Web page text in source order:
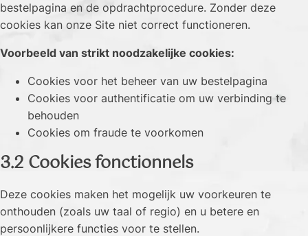
bestelpagina en de opdrachtprocedure. Zonder deze
cookies kan onze Site niet correct functioneren.
Voorbeeld van strikt noodzakelijke cookies:
Cookies voor het beheer van uw bestelpagina
Cookies voor authentificatie om uw verbinding te
behouden
Cookies om fraude te voorkomen
3.2 Cookies fonctionnels
Deze cookies maken het mogelijk uw voorkeuren te
onthouden (zoals uw taal of regio) en u betere en
persoonlijkere functies voor te stellen.